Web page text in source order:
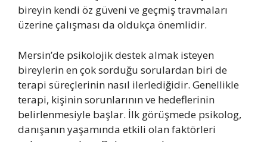
bireyin kendi öz güveni ve geçmiş travmaları
üzerine çalışması da oldukça önemlidir.
Mersin’de psikolojik destek almak isteyen
bireylerin en çok sorduğu sorulardan biri de
terapi süreçlerinin nasıl ilerlediğidir. Genellikle
terapi, kişinin sorunlarının ve hedeflerinin
belirlenmesiyle başlar. İlk görüşmede psikolog,
danışanın yaşamında etkili olan faktörleri